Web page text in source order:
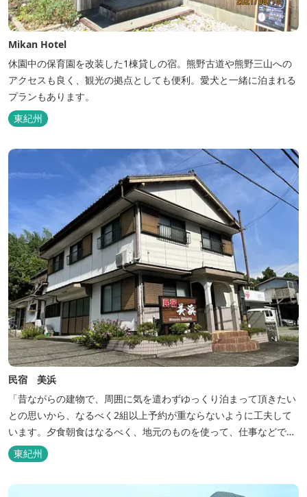
Mikan Hotel
休園中の保育園を改装した1棟貸しの宿。熊野古道や熊野三山への
アクセスも良く、観光の拠点としても便利。愛犬と一緒に泊まれる
プランもあります。
東紀州
民宿 美浜
「昔ながらの建物で、周囲に気を遣わずゆっくり泊まって頂きたい
との思いから、なるべく2組以上予約が重ならないように工夫して
います。夕食朝食はなるべく、地元のものを使って、仕事などで連
泊の方には日替わりでご用意します。」オーナー様談。もし重なっ
た場合は、ごめんなさい。
東紀州